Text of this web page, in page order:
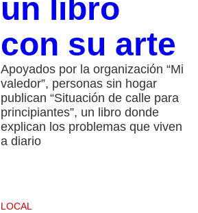
un libro
con su arte
Apoyados por la organización “Mi
valedor”, personas sin hogar
publican “Situación de calle para
principiantes”, un libro donde
explican los problemas que viven
a diario
LOCAL